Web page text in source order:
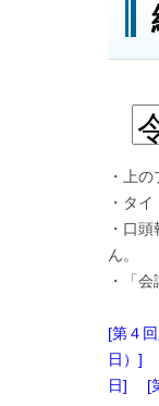
・上
・タ
・口
ん。
・「
[第４
日）]
日]
[